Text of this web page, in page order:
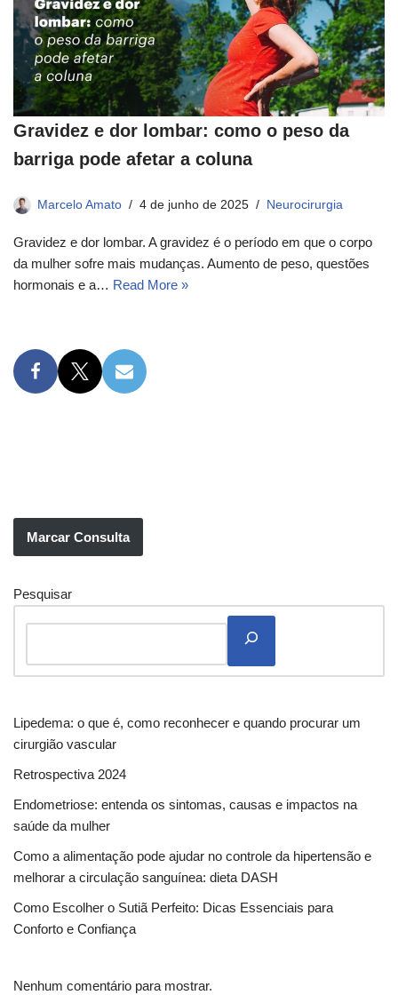
Gravidez e dor lombar: como o peso da
barriga pode afetar a coluna
Marcelo Amato 4 de junho de 2025 Neurocirurgia
Gravidez e dor lombar. A gravidez é o período em que o corpo
da mulher sofre mais mudanças. Aumento de peso, questões
hormonais e a… Read More »
Marcar Consulta
Pesquisar
Lipedema: o que é, como reconhecer e quando procurar um
cirurgião vascular
Retrospectiva 2024
Endometriose: entenda os sintomas, causas e impactos na
saúde da mulher
Como a alimentação pode ajudar no controle da hipertensão e
melhorar a circulação sanguínea: dieta DASH
Como Escolher o Sutiã Perfeito: Dicas Essenciais para
Conforto e Confiança
Nenhum comentário para mostrar.